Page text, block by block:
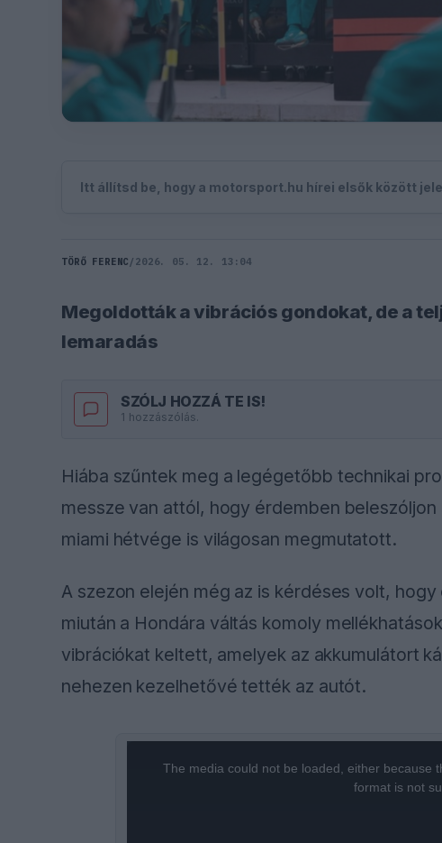
Itt állítsd be, hogy a motorsport.hu hírei elsők között
TÖRŐ FERENC / 2026. 05. 12. 13:04
Megoldották a vibrációs gondokat, de a
lemaradás
SZÓLJ HOZZÁ TE IS!
1 hozzászólás.
Hiába szűntek meg a legégetőbb technikai
messze van attól, hogy érdemben
miami hétvége is világosan megmutatott.
A szezon elején még az is kérdéses volt,
miután a Hondára váltás komoly
vibrációkat keltett, amelyek az akkumulátort
nehezen kezelhetővé tették az autót.
The media could not be loaded, either because
format is not